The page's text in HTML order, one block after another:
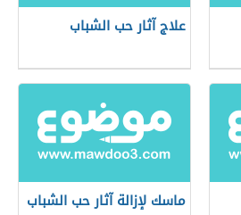
علاج آثار حب الشباب
ماسك لإزالة آثار حب الشباب